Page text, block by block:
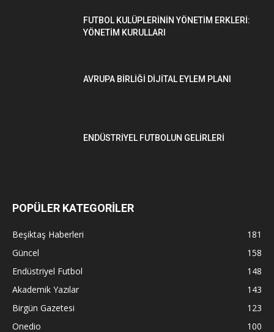
FUTBOL KULÜPLERİNİN YÖNETİM ERKLERİ:
YÖNETİM KURULLARI
AVRUPA BİRLİĞİ DİJİTAL EYLEM PLANI
ENDÜSTRİYEL FUTBOLUN GELİRLERİ
POPÜLER KATEGORİLER
Beşiktaş Haberleri
181
Güncel
158
Endüstriyel Futbol
148
Akademik Yazılar
143
Birgün Gazetesi
123
Onedio
100